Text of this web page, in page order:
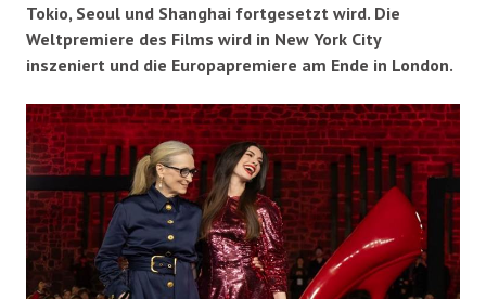
Tokio, Seoul und Shanghai fortgesetzt wird. Die
Weltpremiere des Films wird in New York City
inszeniert und die Europapremiere am Ende in London.